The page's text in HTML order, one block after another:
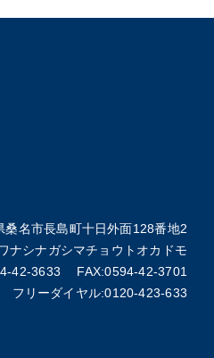
桑名市長島町十日外面128番地2
ナシナガシマチョウトオカドモ
42-3633 FAX:0594-42-3701
フリーダイヤル:0120-423-633